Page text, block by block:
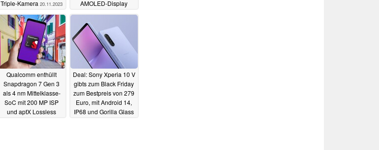
Triple-Kamera 20.11.2023
AMOLED-Display
20.11.2023
Qualcomm enthüllt
Snapdragon 7 Gen 3
als 4 nm Mittelklasse-
SoC mit 200 MP ISP
und aptX Lossless
Deal: Sony Xperia 10 V
gibts zum Black Friday
zum Bestpreis von 279
Euro, mit Android 14,
IP68 und Gorilla Glass